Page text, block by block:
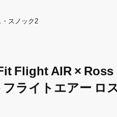
スノック2
Flight AIR × Ross
ライトエアー ロ